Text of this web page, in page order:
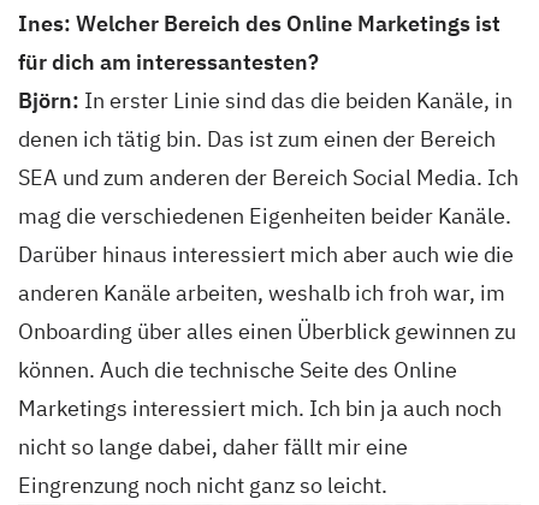
Ines: Welcher Bereich des Online Marketings ist
für dich am interessantesten?
Björn: In erster Linie sind das die beiden Kanäle, in
denen ich tätig bin. Das ist zum einen der Bereich
SEA und zum anderen der Bereich Social Media. Ich
mag die verschiedenen Eigenheiten beider Kanäle.
Darüber hinaus interessiert mich aber auch wie die
anderen Kanäle arbeiten, weshalb ich froh war, im
Onboarding über alles einen Überblick gewinnen zu
können. Auch die technische Seite des Online
Marketings interessiert mich. Ich bin ja auch noch
nicht so lange dabei, daher fällt mir eine
Eingrenzung noch nicht ganz so leicht.